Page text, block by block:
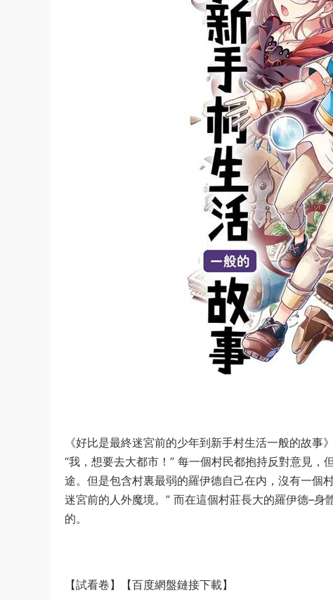
《好比是最終迷宮前的少年到新手村生活一般的故事
“我，想要去大都市！” 每一個村民都抱持反對意見
途。但是包含村裏最弱的羅伊德自己在内，沒有一個
迷宮前的人外魔境。” 而在這個村莊長大的羅伊德–
的。
【試看卷】【百度網盤鏈接下載】